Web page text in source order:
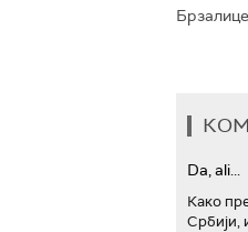
Da, ali...
Како
Србији,